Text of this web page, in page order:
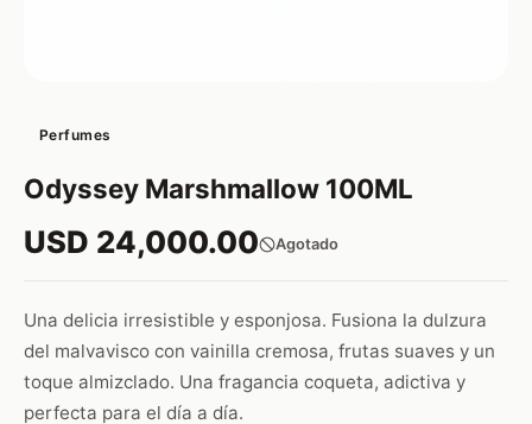
Perfumes
Odyssey Marshmallow 100ML
USD 24,000.00 Agotado
Una delicia irresistible y esponjosa. Fusiona la dulzura
del malvavisco con vainilla cremosa, frutas suaves y un
toque almizclado. Una fragancia coqueta, adictiva y
perfecta para el día a día.